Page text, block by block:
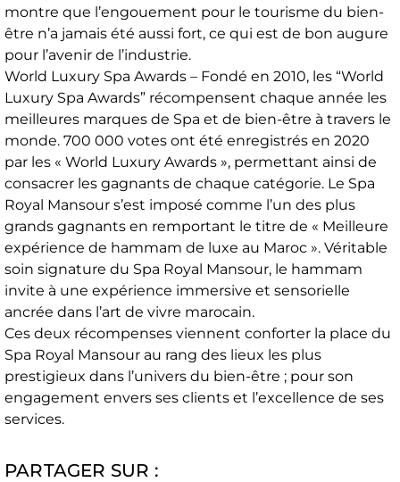
montre que l’engouement pour le tourisme du bien-
être n’a jamais été aussi fort, ce qui est de bon augure
pour l’avenir de l’industrie.
World Luxury Spa Awards – Fondé en 2010, les “World
Luxury Spa Awards” récompensent chaque année les
meilleures marques de Spa et de bien-être à travers le
monde. 700 000 votes ont été enregistrés en 2020
par les « World Luxury Awards », permettant ainsi de
consacrer les gagnants de chaque catégorie. Le Spa
Royal Mansour s’est imposé comme l’un des plus
grands gagnants en remportant le titre de « Meilleure
expérience de hammam de luxe au Maroc ». Véritable
soin signature du Spa Royal Mansour, le hammam
invite à une expérience immersive et sensorielle
ancrée dans l’art de vivre marocain.
Ces deux récompenses viennent conforter la place du
Spa Royal Mansour au rang des lieux les plus
prestigieux dans l’univers du bien-être ; pour son
engagement envers ses clients et l’excellence de ses
services.
PARTAGER SUR :